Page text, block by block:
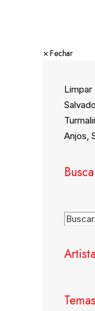
× Fechar
Limpar
Anjos,
Busca
Temas